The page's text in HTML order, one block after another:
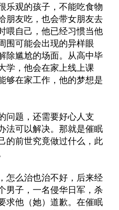
乐观的孩子，不能吃食物
朋友吃，也会带女朋友去
喂自己，他已经习惯当他
围可能会出现的异样眼
除尴尬的场面。从高中毕
学，他会在家上线上课
够在家工作，他的梦想是
问题，还需要好心人支
法可以解决。那就是催眠
的前世究竟做过什么，此
怎么治也治不好，后来经
男子，一名侵华日军，杀
求他（她）道歉。在催眠